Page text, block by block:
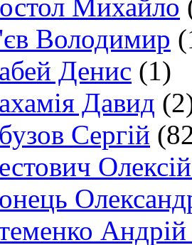
Михайло
Володимир
Денис (1)
Давид
Сергій
Андрій